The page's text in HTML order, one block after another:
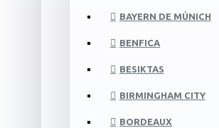
BAYERN DE MÚNICH
BENFICA
BESIKTAS
BIRMINGHAM CITY
BORDEAUX